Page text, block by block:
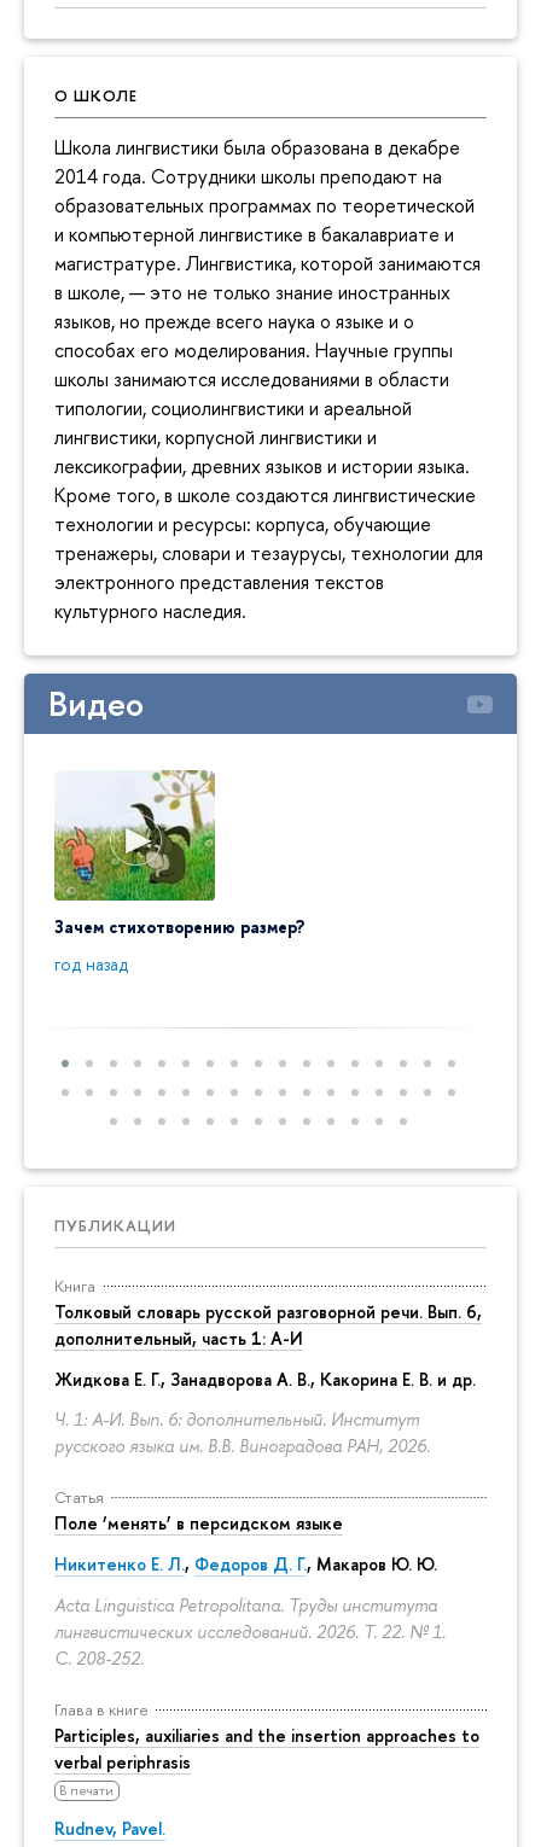
О ШКОЛЕ
Школа лингвистики была образована в декабре
2014 года. Сотрудники школы преподают на
образовательных программах по теоретической
и компьютерной лингвистике в бакалавриате и
магистратуре. Лингвистика, которой занимаются
в школе, — это не только знание иностранных
языков, но прежде всего наука о языке и о
способах его моделирования. Научные группы
школы занимаются исследованиями в области
типологии, социолингвистики и ареальной
лингвистики, корпусной лингвистики и
лексикографии, древних языков и истории языка.
Кроме того, в школе создаются лингвистические
технологии и ресурсы: корпуса, обучающие
тренажеры, словари и тезаурусы, технологии для
электронного представления текстов
культурного наследия.
Видео
Зачем стихотворению размер?
год назад
ПУБЛИКАЦИИ
Книга
Толковый словарь русской разговорной речи. Вып. 6,
дополнительный, часть 1: А-И
Жидкова Е. Г., Занадворова А. В., Какорина Е. В. и др.
Ч. 1: А-И. Вып. 6: дополнительный. Институт
русского языка им. В.В. Виноградова РАН, 2026.
Статья
Поле ‘менять’ в персидском языке
Никитенко Е. Л., Федоров Д. Г., Макаров Ю. Ю.
Acta Linguistica Petropolitana. Труды института
лингвистических исследований. 2026. Т. 22. № 1.
С. 208-252.
Глава в книге
Participles, auxiliaries and the insertion approaches to
verbal periphrasis
В печати
Rudnev, Pavel.